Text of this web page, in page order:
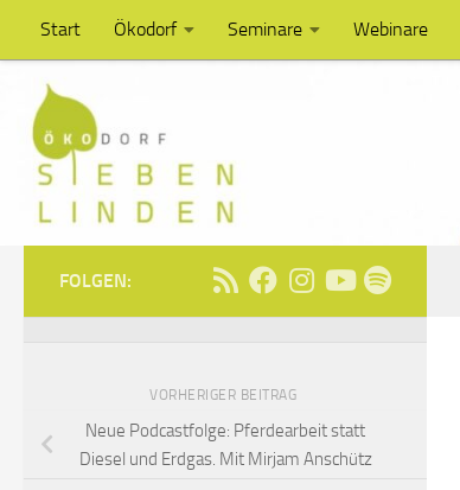
Unter dem Inhalt
Start Ökodorf Seminare Webinare
FOLGEN:
VORHERIGER BEITRAG
Neue Podcastfolge: Pferdearbeit statt
Diesel und Erdgas. Mit Mirjam Anschütz